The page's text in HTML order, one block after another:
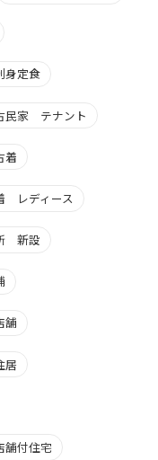
定食
家 テナント
着
レディース
新設
舗
居
付住宅